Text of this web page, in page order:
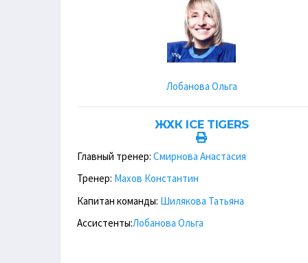
Лобанова Ольга
ЖХК ICE TIGERS
Главный тренер: Смирнова Анастасия
Тренер: Махов Константин
Капитан команды: Шилякова Татьяна
Ассистенты:Лобанова Ольга